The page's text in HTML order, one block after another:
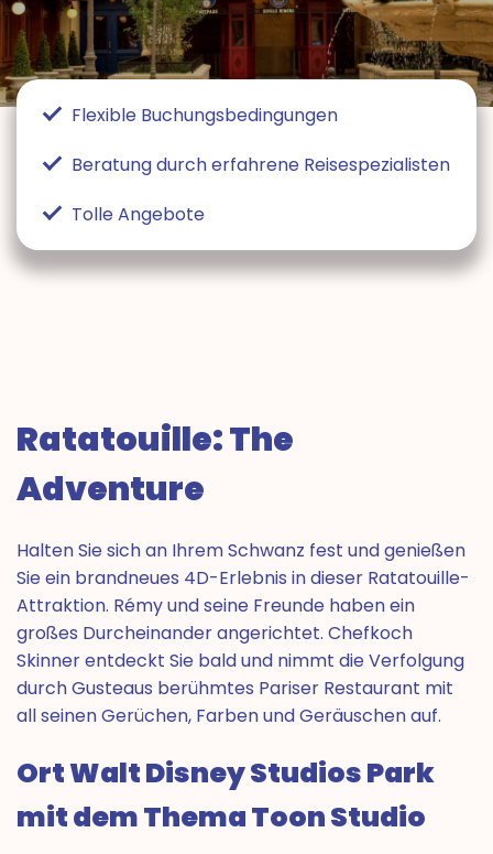
Flexible Buchungsbedingungen
Beratung durch erfahrene Reisespezialisten
Tolle Angebote
Ratatouille: The
Adventure
Halten Sie sich an Ihrem Schwanz fest und genießen
Sie ein brandneues 4D-Erlebnis in dieser Ratatouille-
Attraktion. Rémy und seine Freunde haben ein
großes Durcheinander angerichtet. Chefkoch
Skinner entdeckt Sie bald und nimmt die Verfolgung
durch Gusteaus berühmtes Pariser Restaurant mit
all seinen Gerüchen, Farben und Geräuschen auf.
Ort Walt Disney Studios Park
mit dem Thema Toon Studio